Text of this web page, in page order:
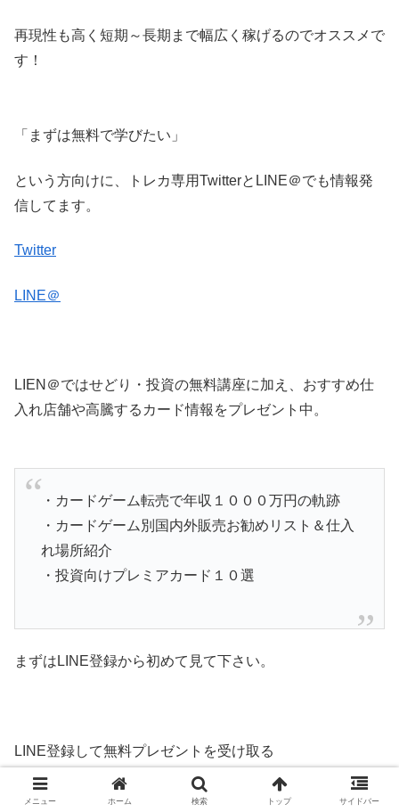
再現性も高く短期～長期まで幅広く稼げるのでオススメで
す！
「まずは無料で学びたい」
という方向けに、トレカ専用TwitterとLINE＠でも情報発
信してます。
Twitter
LINE＠
LIEN＠ではせどり・投資の無料講座に加え、おすすめ仕
入れ店舗や高騰するカード情報をプレゼント中。
・カードゲーム転売で年収１０００万円の軌跡
・カードゲーム別国内外販売お勧めリスト＆仕入
れ場所紹介
・投資向けプレミアカード１０選
まずはLINE登録から初めて見て下さい。
LINE登録して無料プレゼントを受け取る
https://lin.ee/q9Pm6Yg
メニュー ホーム 検索 トップ サイドバー